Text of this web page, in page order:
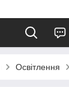
Освітлення